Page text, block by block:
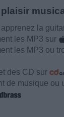
la
les MP3 sur
les MP3 ou
des CD sur
de musique ou